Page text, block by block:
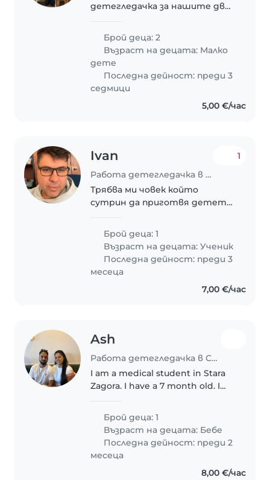
детегледачка за нашите две
Децата са енергични,
спортни и игриви. Искаме
някой, който да се грижи за
тях в нашия дом. 8
годишното..
Брой деца: 2
Възраст на децата: Малко
дете
Последна дейност: преди 3
седмици
5,00 €/час
Ivan
Работа детегледачка в Стара Загора
1
Трябва ми човек който
сутрин да приготвя детето
училището, в повечето
случай то се приготвя само.
Брой деца: 1
Възраст на децата:Ученик
Последна дейност: преди 3
месеца
7,00 €/час
Ash
Работа детегледачка в Стара Загора
I am a medical student in Stara
Zagora. I have a 7 month old. I
her when I am at university.
Брой деца: 1
Възраст на децата: Бебе
Последна дейност: преди 2
месеца
8,00 €/час